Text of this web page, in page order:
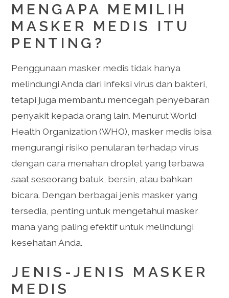
MENGAPA MEMILIH
MASKER MEDIS ITU
PENTING?
Penggunaan masker medis tidak hanya
melindungi Anda dari infeksi virus dan bakteri,
tetapi juga membantu mencegah penyebaran
penyakit kepada orang lain. Menurut World
Health Organization (WHO), masker medis bisa
mengurangi risiko penularan terhadap virus
dengan cara menahan droplet yang terbawa
saat seseorang batuk, bersin, atau bahkan
bicara. Dengan berbagai jenis masker yang
tersedia, penting untuk mengetahui masker
mana yang paling efektif untuk melindungi
kesehatan Anda.
JENIS-JENIS MASKER
MEDIS